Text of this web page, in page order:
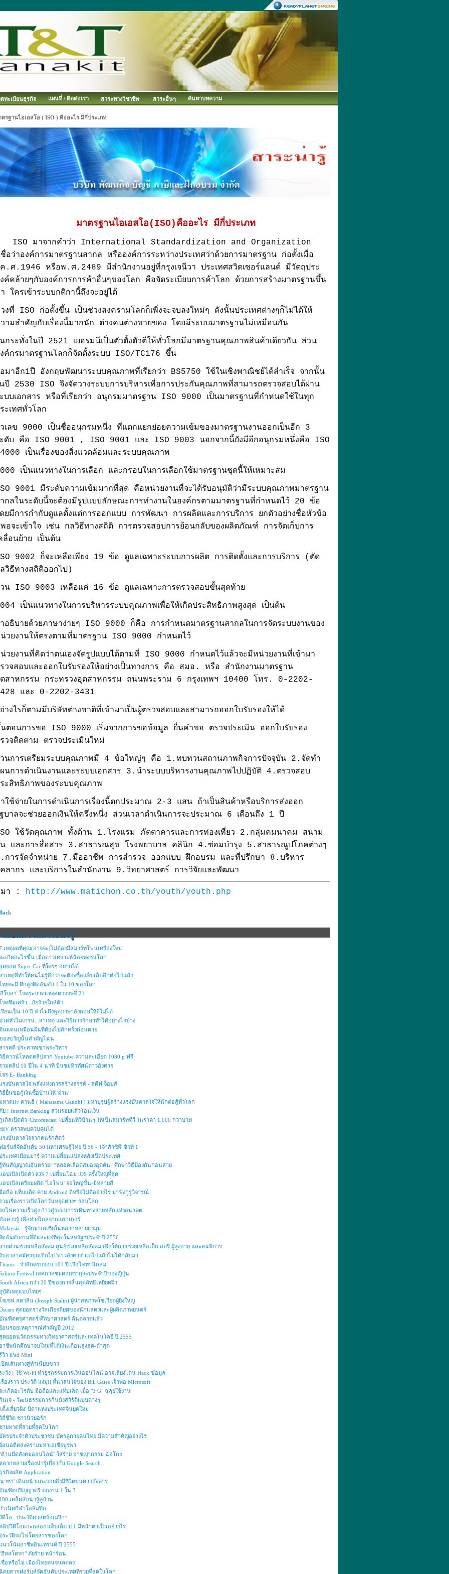
ทะเบียนธุรกิจ แผนที่ / ติดต่อเรา สาระทางวิชาชีพ สาระอื่นๆ ค้นหาบทความ
ตรฐานไอเอสโอ ( ISO ) คืออะไร มีกี่ประเภท
มาตรฐานไอเอสโอ(ISO)คืออะไร มีกี่ประเภท
ISO มาจากคำว่า International Standardization and Organization
อว่าองค์การมาตรฐานสากล หรือองค์การระหว่างประเทศว่าด้วยการมาตรฐาน ก่อตั้งเมื่อ
.ศ.1946 หรือพ.ศ.2489 มีสำนักงานอยู่ที่กรุงเจนีวา ประเทศสวิตเซอร์แลนด์ มีวัตถุประ
ค์คล้ายๆกับองค์การการค้าอื่นๆของโลก คือจัดระเบียบการค้าโลก ด้วยการสร้างมาตรฐานขึ้น
ใครเข้าระบบกติกานี้ถึงจะอยู่ได้
งที่ ISO ก่อตั้งขึ้น เป็นช่วงสงครามโลกก็เพิ่งจะจบลงใหม่ๆ ดังนั้นประเทศต่างๆก็ไม่ได้ให้
ามสำคัญกับเรื่องนี้มากนัก ต่างคนต่างขายของ โดยมีระบบมาตรฐานไม่เหมือนกัน
กระทั่งในปี 2521 เยอรมนีเป็นตัวตั้งตัวตีให้ทั่วโลกมีมาตรฐานคุณภาพสินค้าเดียวกัน ส่วน
ค์กรมาตรฐานโลกก็จัดตั้งระบบ ISO/TC176 ขึ้น
มาอีก1ปี อังกฤษพัฒนาระบบคุณภาพที่เรียกว่า BS5750 ใช้ในเชิงพาณิชย์ได้สำเร็จ จากนั้น
ปี 2530 ISO จึงจัดวางระบบการบริหารเพื่อการประกันคุณภาพที่สามารถตรวจสอบได้ผ่าน
บบเอกสาร หรือที่เรียกว่า อนุกรมมาตรฐาน ISO 9000 เป็นมาตรฐานที่กำหนดใช้ในทุก
ะเทศทั่วโลก
เลข 9000 เป็นชื่ออนุกรมหนึ่ง ที่แตกแยกย่อยความเข้มของมาตรฐานงานออกเป็นอีก 3
ดับ คือ ISO 9001 , ISO 9001 และ ISO 9003 นอกจากนี้ยังมีอีกอนุกรมหนึ่งคือ ISO
เป็นเรื่องของสิ่งแวดล้อมและระบบคุณภาพ
เป็นแนวทางในการเลือก และกรอบในการเลือกใช้มาตรฐานชุดนี้ให้เหมาะสม
9001 มีระดับความเข้มมากที่สุด คือหน่วยงานที่จะได้รับอนุมัติว่ามีระบบคุณภาพมาตรฐาน
กลในระดับนี้จะต้องมีรูปแบบลักษณะการทำงานในองค์กรตามมาตรฐานที่กำหนดไว้ 20 ข้อ
ยมีการกำกับดูแลตั้งแต่การออกแบบ การพัฒนา การผลิตและการบริการ ยกตัวอย่างชื่อหัวข้อ
อจะเข้าใจ เช่น กลวิธีทางสถิติ การตรวจสอบการย้อนกลับของผลิตภัณฑ์ การจัดเก็บการ
ลื่อนย้าย เป็นต้น
9002 ก็จะเหลือเพียง 19 ข้อ ดูแลเฉพาะระบบการผลิต การติดตั้งและการบริการ (ตัด
วิธีทางสถิติออกไป)
น ISO 9003 เหลือแค่ 16 ข้อ ดูแลเฉพาะการตรวจสอบขั้นสุดท้าย
เป็นแนวทางในการบริหารระบบคุณภาพเพื่อให้เกิดประสิทธิภาพสูงสุด เป็นต้น
อธิบายด้วยภาษาง่ายๆ ISO 9000 ก็คือ การกำหนดมาตรฐานสากลในการจัดระบบงานของ
วยงานให้ตรงตามที่มาตรฐาน ISO 9000 กำหนดไว้
วยงานที่คิดว่าตนเองจัดรูปแบบได้ตามที่ ISO 9000 กำหนดไว้แล้วจะมีหน่วยงานที่เข้ามา
วจสอบและออกใบรับรองให้อย่างเป็นทางการ คือ สมอ. หรือ สำนักงานมาตรฐาน
สาหกรรม กระทรวงอุตสาหกรรม ถนนพระราม 6 กรุงเทพฯ 10400 โทร. 0-2202-
และ 0-2202-3431
างไรก็ตามมีบริษัทต่างชาติที่เข้ามาเป็นผู้ตรวจสอบและสามารถออกใบรับรองให้ได้
ตอนการขอ ISO 9000 เริ่มจากการขอข้อมูล ยื่นคำขอ ตรวจประเมิน ออกใบรับรอง
วจติดตาม ตรวจประเมินใหม่
นการเตรียมระบบคุณภาพมี 4 ข้อใหญ่ๆ คือ 1.ทบทวนสถานภาพกิจการปัจจุบัน 2.จัดทำ
นการดำเนินงานและระบบเอกสาร 3.นำระบบบริหารงานคุณภาพไปปฏิบัติ 4.ตรวจสอบ
ะสิทธิภาพของระบบคุณภาพ
ใช้จ่ายในการดำเนินการเรื่องนี้ตกประมาณ 2-3 แสน ถ้าเป็นสินค้าหรือบริการส่งออก
บาลจะช่วยออกเงินให้ครึ่งหนึ่ง ส่วนเวลาดำเนินการจะประมาณ 6 เดือนถึง 1 ปี
ใช้วัดคุณภาพ ทั้งด้าน 1.โรงแรม ภัตตาคารและการท่องเที่ยว 2.กลุ่มคมนาคม สนาม
และการสื่อสาร 3.สาธารณสุข โรงพยาบาล คลินิก 4.ซ่อมบำรุง 5.สาธารณูปโภคต่างๆ
การจัดจำหน่าย 7.มืออาชีพ การสำรวจ ออกแบบ ฝึกอบรม และที่ปรึกษา 8.บริหาร
ลากร และบริการในสำนักงาน 9.วิทยาศาสตร์ การวิจัยและพัฒนา
า : http://www.matichon.co.th/youth/youth.php
มบทความสาระน่ารู้
เหตุผลที่คุณ(อาจจะ)ไม่ต้องมีสมาร์ทโฟนเครื่องใหม่
ะเกิดอะไรขึ้น เมื่อดาวเคราะห์น้อยพุ่งชนโลก
ดยอด Super Car ที่ใครๆ อยากได้
าเหตุที่ทำให้คนไม่รู้สึกว่าจะต้องซื้อแท็บเล็ตอีกต่อไปแล้ว
ทยจะมี ตึกสูงติดอันดับ 1 ใน 10 ของโลก
โบลา' โรคระบาดแห่งศตวรรษที่ 21
รคซึมเศร้า...ภัยร้ายใกล้ตัว
รียนเป็น 10 ปี ทำไมถึงพูดภาษาอังกฤษให้ดีไม่ได้
วดหัวไมเกรน...สาเหตุ และวิธีการรักษาทำได้อย่างไรบ้าง
นแดนเหมือนฝันที่ต้องไปสักครั้งก่อนตาย
องขวัญนั้นสำคัญไฉน
ารคดี ประสาทเขาพระวิหาร
ธีดาวน์โหลดคลิปจาก Youtube ความละเอียด 1080 p ฟรี
วมคลิป 10 ปีใน 4 นาที บินชมทิวทัศน์ดาวอังคาร
จร E- Banking
รงบันดาลใจ พลังแห่งการสร้างสรรค์ - สตีฟ จ็อบส์
ธียื่นขอกู้เงินซื้อบ้านให้ 'ผ่าน'
หาตมะ คานธี ( Mahatama Gandhi ) มหาบุรุษผู้สร้างแรงบันดาลใจให้นักต่อสู้ทั่วโลก
ย ! Internet Banking สวมรอยแล้วโอนเงิน
เกิลเปิดตัว 'Chromecast' เปลี่ยนทีวีบ้านๆ ให้เป็นสมาร์ททีวี ในราคา 1,000 กว่าบาท
ตรวจพบควบคุมได้
รงบันดาลใจจากคนรักสัตว์
อร์บส์จัดอันดับ 50 มหาเศรษฐีไทย ปี 56 - 'เจ้าสัวซีพี' ซิวที่ 1
ระเทศเมียนมาร์ ความเปลี่ยนแปลงหลังเปิดประเทศ
ทันสัญญาณอันตราย! “หลอดเลือดสมองอุดตัน” ศึกษาวิธีป้องกันก่อนสาย
อปเปิลเปิดตัว iOS 7 เปลี่ยนโฉม iOS ครั้งใหญ่ที่สุด
อปเปิลเตรียมผลิต 'ไอโฟน' จอใหญ่ขึ้น-มีหลายสี
อถือ แท็บแล็ต ค่าย Android ดีหรือไม่ดีอย่างไร มาฟังกูรูวิจารณ์
วมเรื่องราวเปิดโลกวันหยุดต่างๆ รอบโลก
ถไฟความเร็วสูง ก้าวสู่ระบบการเดินทางสายหลักแห่งอนาคต
อควรรู้ เพื่อห่างไกลจากแฮกเกอร์
- รู้จักมาเลเซียในหลากหลายแง่มุม
ดอันดับงานที่ดีและแย่ที่สุดในสหรัฐฯประจำปี 2556
ายด่วนช่วยเหลือสังคม ศูนย์ช่วยเหลือสังคม เพื่อให้การช่วยเหลือเด็ก สตรี ผู้สูงอายุ และคนพิการ
บอาสาสมัครบุกเบิกไป 'ดาวอังคาร' แต่ไปแล้วไม่ได้กลับมา
- รำลึกครบรอบ 101 ปี เรือไททานิกล่ม
Festival เทศกาลชมดอกซากุระประจำปีของญี่ปุ่น
Africa กว่า 20 ปีของการสิ้นสุดลัทธิเหยียดผิว
บัติเหตุแบบไทยๆ
จเซฟ สตาลิน (Joseph Stalin) ผู้นำสหภาพโซเวียตผู้ยิ่งใหญ่
สุดยอดรางวัลเกียรติยศของนักแสดงและผู้ผลิตภาพยนตร์
ณฑิตครุศาสตร์/ศึกษาศาสตร์ ล้นตลาดแล้ว
อนรอยเหตุการณ์สำคัญปี 2012
ดยอดนวัตกรรมทางวิทยาศาสตร์และเทคโนโลยี ปี 2555
าชีพนักศึกษาจบใหม่ที่ได้เงินเดือนสูงสุด-ต่ำสุด
วิว iPad Mini
ปิดเส้นทางสู่ทำเนียบขาว
ะวัง ! ใช้ Wi-Fi ทำธุรกรรมการเงินออนไลน์ อาจเสี่ยงโดน Hack ข้อมูล
รื่องราว ประวัติ แง่มุม ที่น่าสนใจของ Bill Gates เจ้าพ่อ Microsoft
ะเกิดอะไรกับ มือถือและแท็บเล็ต เมื่อ "3 G" ฉลุยใช้งาน
นเจ - วัฒนธรรมการกินมังสวิรัติแบบต่างๆ
ติ้งเสี่ยวผิง' บิดาแห่งประเทศจีนยุคใหม่
ถีชีวิต ชาวนิวยอร์ก
ายหาดที่สวยที่สุดในโลก
ตรประจำตัวประชาชน บัตรคู่กายคนไทย มีความสำคัญอย่างไร
อนอดีตสงครามมหาเอเซียบูรพา
ด้านมืดสังคมออนไลน์" ใส่ร้าย อาชญากรรม ฉ้อโกง
ลากหลายเรื่องน่ารู้เกี่ยวกับ Google Search
รกิจผลิต Application
าซา' เดินหน้าแกะรอยสิ่งมีชีวิตบนดาวอังคาร
ณฑิตปริญญาตรี ตกงาน 1 ใน 3
เคล็ดลับน่ารู้คู่บ้าน
ำเนิดกีฬาโอลิมปิก
ดีโอ...ประวัติศาสตร์อเมริกา
ลิปวีดีโอแกะกล่อง แท็บเล็ต ป.1 มีหน้าตาเป็นอย่างไร
ระวัติรถไฟโดยสารของโลก
นวโน้มอาชีพอินเทรนด์ ปี 2555
ฮีทสโตรก" ภัยร้าย หน้าร้อน
ชื่อหรือไม่ เมืองไทยคนจนลดลง
ตยสารฟอร์บส์จัดอันดับประเทศที่รวยที่สุดในโลก